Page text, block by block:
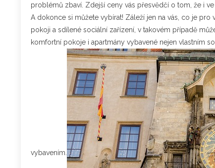
problémů zbaví. Zdejší ceny vás přesvědčí o tom, že i
A dokonce si můžete vybírat! Záleží jen na vás, co je
pokoji a sdílené sociální zařízení, v takovém případě
komfortní pokoje i apartmány vybavené nejen vlastním
vybavením.